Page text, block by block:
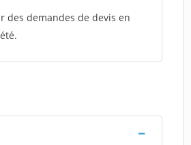
des demandes de devis en